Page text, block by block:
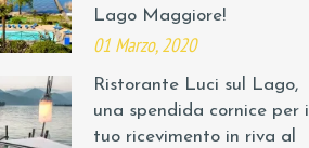
Lago Maggiore!
01 Marzo, 2020
Ristorante Luci sul Lago,
una spendida cornice per il
tuo ricevimento in riva al